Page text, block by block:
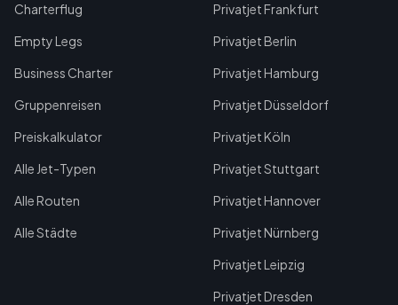
Charterflug
Empty Legs
Business Charter
Gruppenreisen
Preiskalkulator
Alle Jet-Typen
Alle Routen
Alle Städte
Privatjet Frankfurt
Privatjet Berlin
Privatjet Hamburg
Privatjet Düsseldorf
Privatjet Köln
Privatjet Stuttgart
Privatjet Hannover
Privatjet Nürnberg
Privatjet Leipzig
Privatjet Dresden